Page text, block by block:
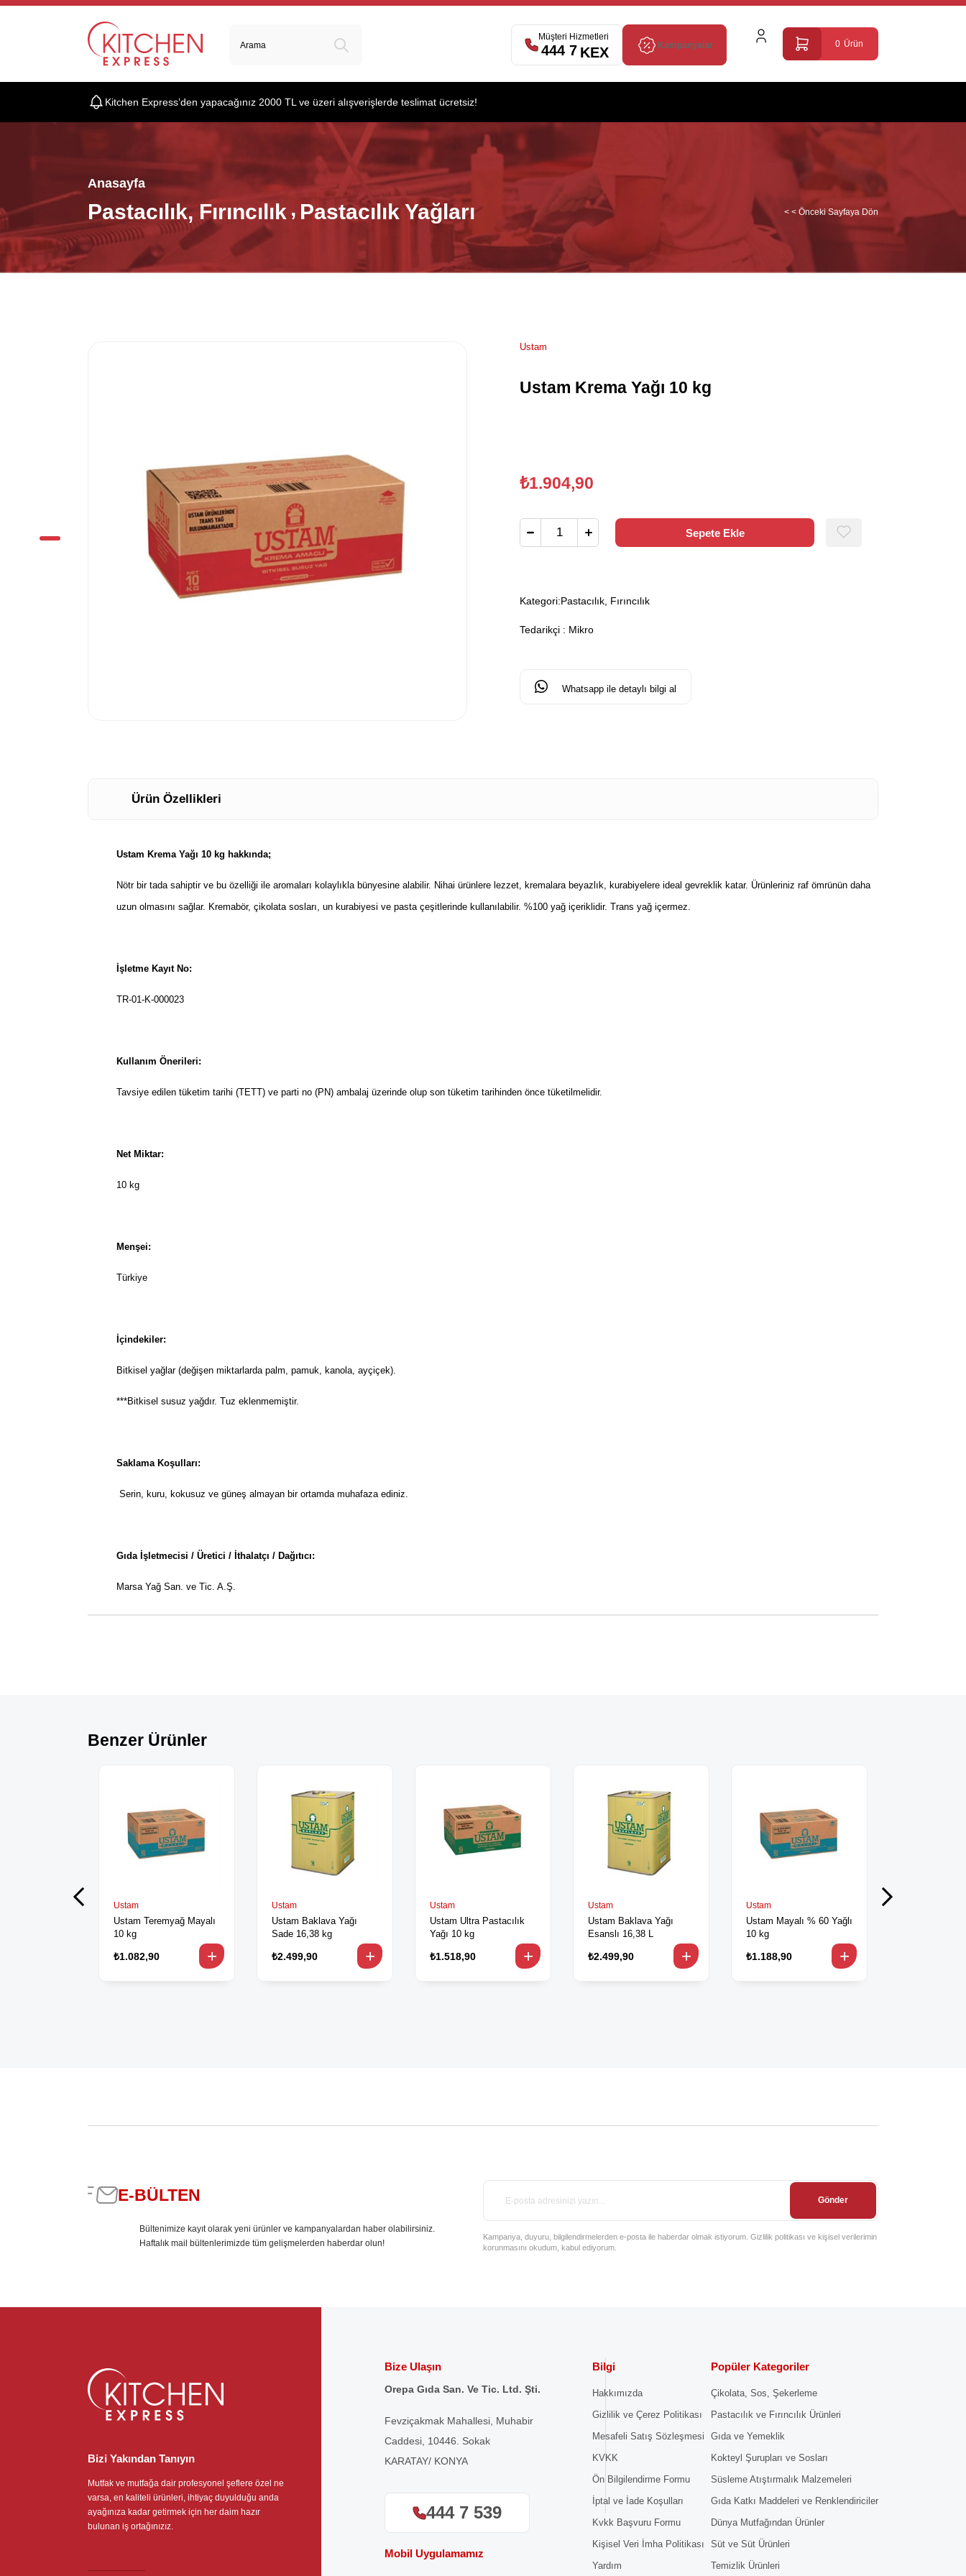
0 Ürün
Müşteri Hizmetleri
444 7 539
Kampanyalar
Kitchen Express’den yapacağınız 2000 TL ve üzeri alışverişlerde teslimat ücretsiz!
Anasayfa
Pastacılık, Fırıncılık Pastacılık Yağları < < Önceki Sayfaya Dön
Ustam
Ustam Krema Yağı 10 kg
₺1.904,90
Kategori:Pastacılık, Fırıncılık
Tedarikçi : Mikro
Whatsapp ile detaylı bilgi al
Ürün Özellikleri
Ustam Krema Yağı 10 kg hakkında;
Nötr bir tada sahiptir ve bu özelliği ile aromaları kolaylıkla bünyesine alabilir. Nihai ürünlere lezzet, kremalara beyazlık, kurabiyelere ideal gevreklik katar. Ürünleriniz raf ömrünün daha
uzun olmasını sağlar. Kremabör, çikolata sosları, un kurabiyesi ve pasta çeşitlerinde kullanılabilir. %100 yağ içeriklidir. Trans yağ içermez.
İşletme Kayıt No:
TR-01-K-000023
Kullanım Önerileri:
Tavsiye edilen tüketim tarihi (TETT) ve parti no (PN) ambalaj üzerinde olup son tüketim tarihinden önce tüketilmelidir.
Net Miktar:
10 kg
Menşei:
Türkiye
İçindekiler:
Bitkisel yağlar (değişen miktarlarda palm, pamuk, kanola, ayçiçek).
***Bitkisel susuz yağdır. Tuz eklenmemiştir.
Saklama Koşulları:
Serin, kuru, kokusuz ve güneş almayan bir ortamda muhafaza ediniz.
Gıda İşletmecisi / Üretici / İthalatçı / Dağıtıcı:
Marsa Yağ San. ve Tic. A.Ş.
Benzer Ürünler
Ustam
Ustam Teremyağ Mayalı
10 kg
₺1.082,90
Ustam
Ustam Baklava Yağı
Sade 16,38 kg
₺2.499,90
Ustam
Ustam Ultra Pastacılık
Yağı 10 kg
₺1.518,90
Ustam
Ustam Baklava Yağı
Esanslı 16,38 L
₺2.499,90
Ustam
Ustam Mayalı % 60 Yağlı
10 kg
₺1.188,90
E-BÜLTEN
Bültenimize kayıt olarak yeni ürünler ve kampanyalardan haber olabilirsiniz.
Haftalık mail bültenlerimizde tüm gelişmelerden haberdar olun!
Gönder
Kampanya, duyuru, bilgilendirmelerden e-posta ile haberdar olmak istiyorum. Gizlilik politikası ve kişisel verilerimin
korunmasını okudum, kabul ediyorum.
Bizi Yakından Tanıyın
Mutfak ve mutfağa dair profesyonel şeflere özel ne
varsa, en kaliteli ürünleri, ihtiyaç duyulduğu anda
ayağınıza kadar getirmek için her daim hazır
bulunan iş ortağınızız.
Bize Ulaşın
Orepa Gıda San. Ve Tic. Ltd. Şti.
Fevziçakmak Mahallesi, Muhabir
Caddesi, 10446. Sokak
KARATAY/ KONYA
444 7 539
Mobil Uygulamamız
Bilgi
Hakkımızda
Gizlilik ve Çerez Politikası
Mesafeli Satış Sözleşmesi
KVKK
Ön Bilgilendirme Formu
İptal ve İade Koşulları
Kvkk Başvuru Formu
Kişisel Veri İmha Politikası
Yardım
Popüler Kategoriler
Çikolata, Sos, Şekerleme
Pastacılık ve Fırıncılık Ürünleri
Gıda ve Yemeklik
Kokteyl Şurupları ve Sosları
Süsleme Atıştırmalık Malzemeleri
Gıda Katkı Maddeleri ve Renklendiriciler
Dünya Mutfağından Ürünler
Süt ve Süt Ürünleri
Temizlik Ürünleri